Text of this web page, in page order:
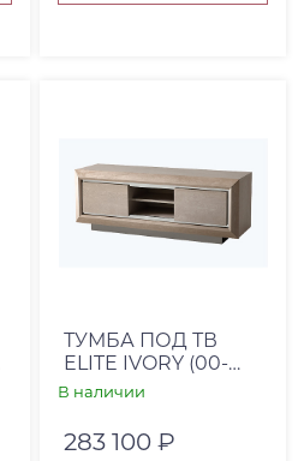
ТУМБА ПОД ТВ
ELITE IVORY (00-
00001481)
В наличии
283 100 ₽